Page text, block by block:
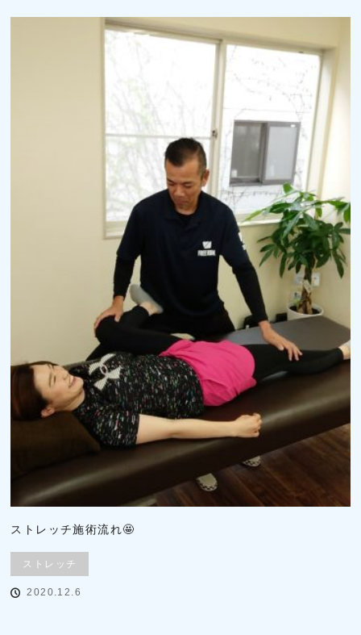
ストレッチ施術流れ🤩
ストレッチ
2020.12.6